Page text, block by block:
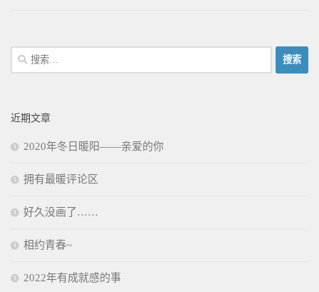
搜
索：
近期文章
2020年冬日暖阳——亲爱的你
拥有最暖评论区
好久没画了……
相约青春~
2022年有成就感的事